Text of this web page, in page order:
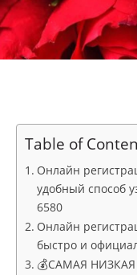
Table of
Онлайн
удобный способ
6580
Онлайн
быстро и
💰САМАЯ НИЗКАЯ